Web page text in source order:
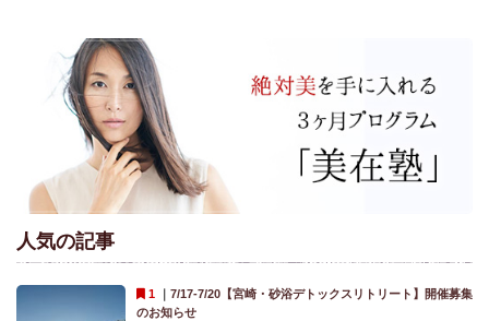
人気の記事
｜ 7/17-7/20【宮崎・砂浴デトックスリトリート】開催募集
のお知らせ